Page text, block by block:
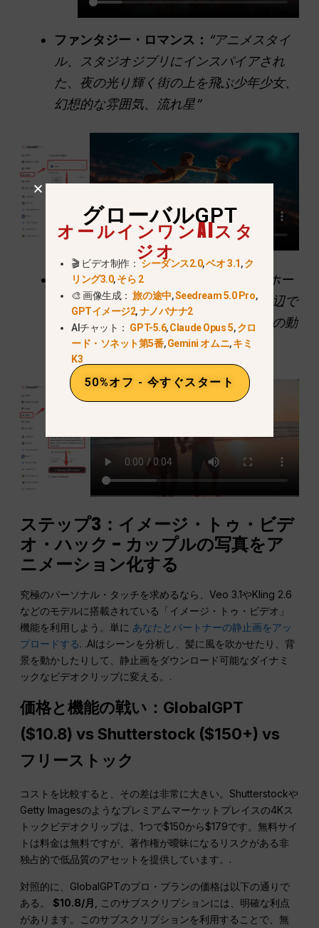
ファンタジー・ロマンス： “アニメスタイ
ル、スタジオジブリにインスパイアされ
た、夜の光り輝く街の上を飛ぶ少年少女、
幻想的な雰囲気、流れ星”
ノスタルジックな映画：
“1990年代のホー
ムビデオ映像、ざらざらした質感、浜辺で
笑うカップル、暖色系、手持ちカメラの動
き”
ステップ3：イメージ・トゥ・ビデ
オ・ハック - カップルの写真をア
ニメーション化する
究極のパーソナル・タッチを求めるなら、Veo 3.1やKling 2.6
などのモデルに搭載されている「イメージ・トゥ・ビデオ」
機能を利用しよう。単に あなたとパートナーの静止画をアッ
プロードする. .AIはシーンを分析し、髪に風を吹かせたり、背
景を動かしたりして、静止画をダウンロード可能なダイナミ
ックなビデオクリップに変える。.
価格と機能の戦い：GlobalGPT
($10.8) vs Shutterstock ($150+) vs
フリーストック
コストを比較すると、その差は非常に大きい。Shutterstockや
Getty Imagesのようなプレミアムマーケットプレイスの4Kス
トックビデオクリップは、1つで$150から$179です。無料サイ
トは料金は無料ですが、著作権が曖昧になるリスクがある非
独占的で低品質のアセットを提供しています。.
対照的に、GlobalGPTのプロ・プランの価格は以下の通りで
ある。$10.8/月
, このサブスクリプションには、明確な利点
があります。このサブスクリプションを利用することで、無
グローバルGPT
オールインワンAIスタ
ジオ
🎬 ビデオ制作：シーダンス2.0,ベオ 3.1,ク
リング3.0,そら 2
🎨 画像生成：旅の途中,Seedream 5.0 Pro,
GPTイメージ2,ナノバナナ2
AIチャット： GPT-5.6,Claude Opus 5,クロ
ード・ソネット第5番,Gemini オムニ,キミ
K3
50%オフ - 今すぐスタート